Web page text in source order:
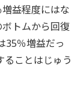
益程度にはな
トムから回復
35％増益だっ
ることはじゅう